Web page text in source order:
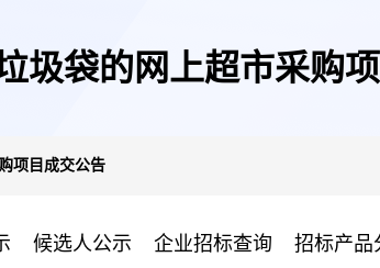
圾袋的网上超市采购
项目成交公告
候选人公示 企业招标查询 招标产品